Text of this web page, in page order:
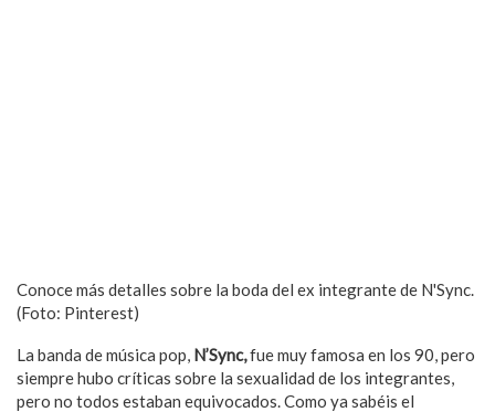
Conoce más detalles sobre la boda del ex integrante de N'Sync.
(Foto: Pinterest)
La banda de música pop, N’Sync,fue muy famosa en los 90, pero
siempre hubo críticas sobre la sexualidad de los integrantes,
pero no todos estaban equivocados. Como ya sabéis el